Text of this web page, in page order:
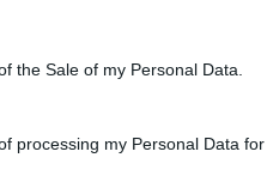
the Sale of my Personal Data.
processing my Personal Data for
αδειάζουμε αργά
4 ώρες.
4 ημέρες πριν τις